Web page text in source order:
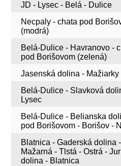
JD - Lysec - Belá - Dulice
Necpaly - chata pod
(modrá)
Belá-Dulice - Havranovo -
pod Borišovom (zelená)
Jasenská dolina - Mažiarky
Belá-Dulice - Slavková
Lysec
Belá-Dulice - Belianska
pod Borišovom - Borišov -
Blatnica - Gaderská dolina -
Mažarná - Tlstá - Ostrá -
dolina - Blatnica